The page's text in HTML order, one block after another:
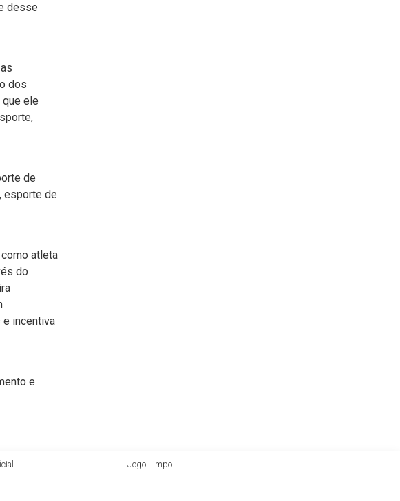
desse
dos
ele
de
esporte de
atleta
do
e incentiva
e
Jogo Limpo